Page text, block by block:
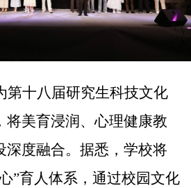
第十八届研究生科技文化
将美育浸润、心理健康教
深度融合。 据悉， 学校将
”育人体系，通过校园文化